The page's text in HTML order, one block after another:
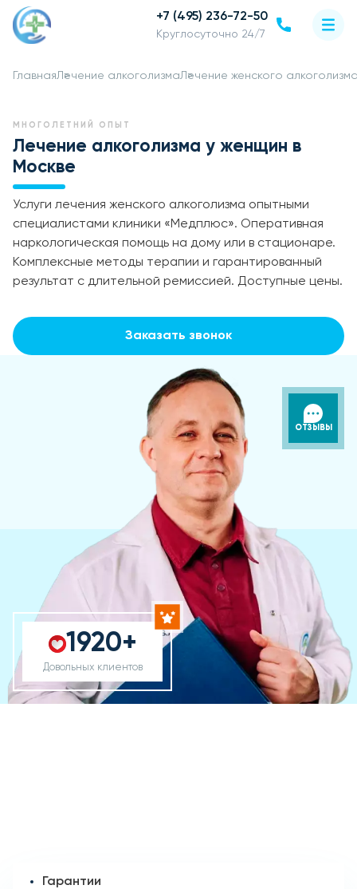
+7 (495) 236-72-50
Круглосуточно 24/7
ГлавнаяЛечение алкоголизмаЛечение женского
МНОГОЛЕТНИЙ ОПЫТ
Лечение алкоголизма у женщин в
Москве
Услуги лечения женского алкоголизма опытными
специалистами клиники «Медплюс». Оперативная
наркологическая помощь на дому или в стационаре.
Комплексные методы терапии и гарантированный
результат с длительной ремиссией. Доступные цены.
Заказать звонок
1920+
Довольных клиентов
ОТЗЫВЫ
Гарантии